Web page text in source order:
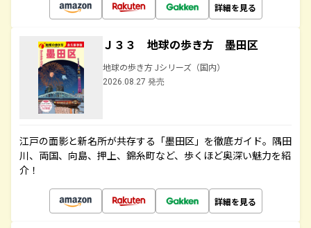
詳細を見る
Ｊ３３ 地球の歩き方 墨田区
地球の歩き方 Jシリーズ（国内）
2026.08.27 発売
江戸の面影と新名所が共存する「墨田区」を徹底ガイド。隅田
川、両国、向島、押上、錦糸町など、歩くほど奥深い魅力を紹
介！
詳細を見る